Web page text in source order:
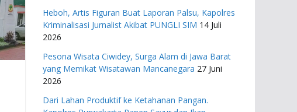
Heboh, Artis Figuran Buat Laporan Palsu, Kapolres
Kriminalisasi Jurnalist Akibat PUNGLI SIM 14 Juli
2026
Pesona Wisata Ciwidey, Surga Alam di Jawa Barat
yang Memikat Wisatawan Mancanegara 27 Juni
2026
Dari Lahan Produktif ke Ketahanan Pangan.